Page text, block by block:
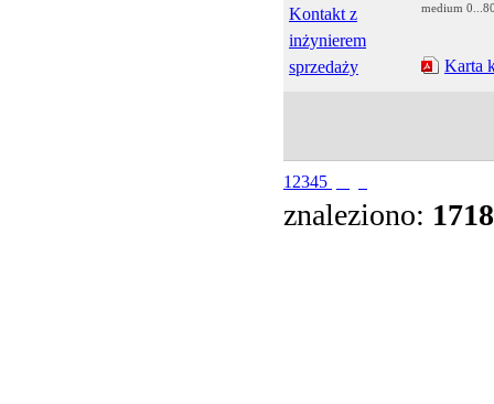
Kontakt z
inżynierem
sprzedaży
medium
Karta
1 2345
znaleziono: